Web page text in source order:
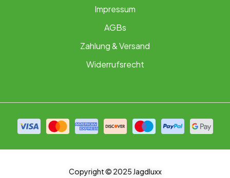
Impressum
AGBs
Zahlung & Versand
Widerrufsrecht
Copyright © 2025 Jagdluxx